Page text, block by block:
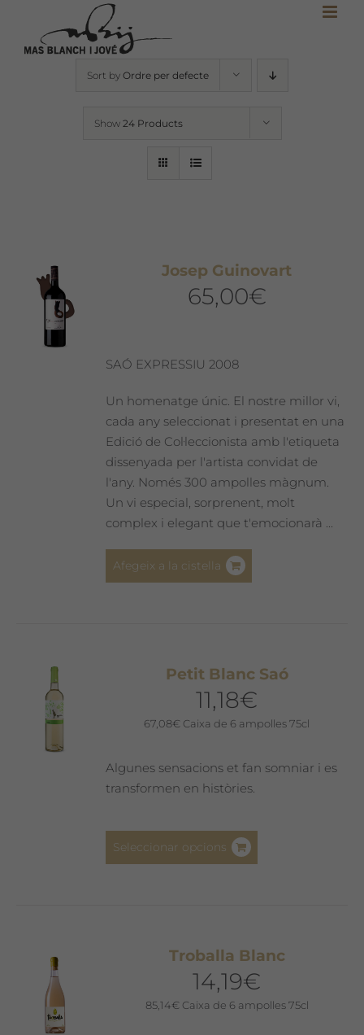
content
Sort by Ordre per defecte
Show 24 Products
Josep Guinovart
65,00€
SAÓ EXPRESSIU 2008
Un homenatge únic. El nostre millor vi,
cada any seleccionat i presentat en una
Edició de Col·leccionista amb l'etiqueta
dissenyada per l'artista convidat de
l'any. Només 300 ampolles màgnum.
Un vi especial, sorprenent, molt
complex i elegant que t'emocionarà ...
Afegeix a la cistella
Petit Blanc Saó
11,18€
67,08€ Caixa de 6 ampolles 75cl
Algunes sensacions et fan somniar i es
transformen en històries.
Seleccionar opcions
opcions
poden
Troballa Blanc
14,19€
85,14€ Caixa de 6 ampolles 75cl